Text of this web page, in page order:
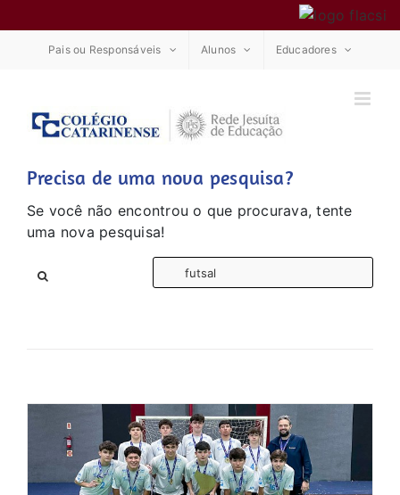
Pais ou Responsáveis Alunos Educadores
Precisa de uma nova pesquisa?
Se você não encontrou o que procurava, tente
uma nova pesquisa!